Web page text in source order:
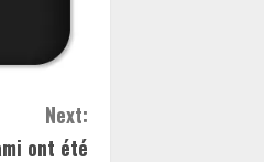
Next:
ont été